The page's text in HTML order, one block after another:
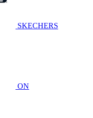
SKECHERS
ON